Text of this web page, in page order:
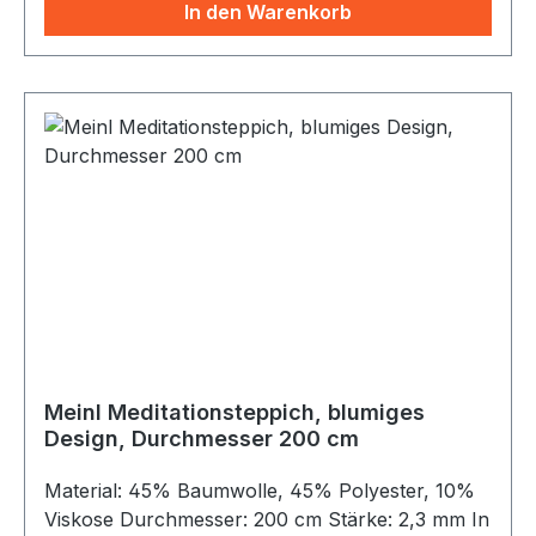
In den Warenkorb
Meinl Meditationsteppich, blumiges
Design, Durchmesser 200 cm
Material: 45% Baumwolle, 45% Polyester, 10%
Viskose Durchmesser: 200 cm Stärke: 2,3 mm In